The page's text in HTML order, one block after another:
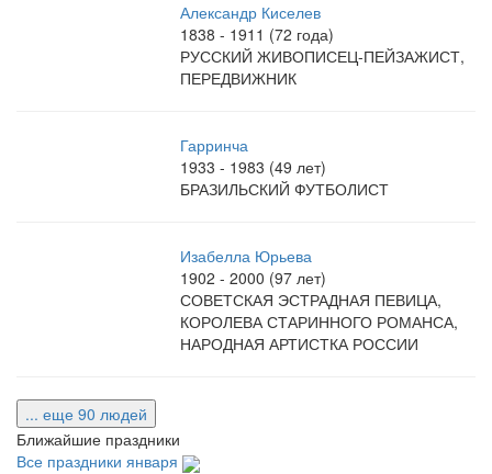
Александр Киселев
1838 - 1911 (72 года)
РУССКИЙ ЖИВОПИСЕЦ-ПЕЙЗАЖИСТ,
ПЕРЕДВИЖНИК
Гарринча
1933 - 1983 (49 лет)
БРАЗИЛЬСКИЙ ФУТБОЛИСТ
Изабелла Юрьева
1902 - 2000 (97 лет)
СОВЕТСКАЯ ЭСТРАДНАЯ ПЕВИЦА,
КОРОЛЕВА СТАРИННОГО РОМАНСА,
НАРОДНАЯ АРТИСТКА РОССИИ
... еще 90 людей
Ближайшие праздники
Все праздники января